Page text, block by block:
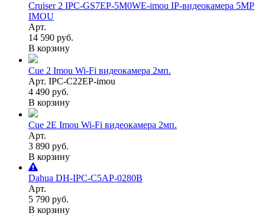
Cruiser 2 IPC-GS7EP-5M0WE-imou IP-видеокамера 5MP
IMOU
Арт.
14 590 руб.
В корзину
Cue 2 Imou Wi-Fi видеокамера 2мп.
Арт. IPC-C22EP-imou
4 490 руб.
В корзину
Cue 2E Imou Wi-Fi видеокамера 2мп.
Арт.
3 890 руб.
В корзину
Dahua DH-IPC-C5AP-0280B
Арт.
5 790 руб.
В корзину